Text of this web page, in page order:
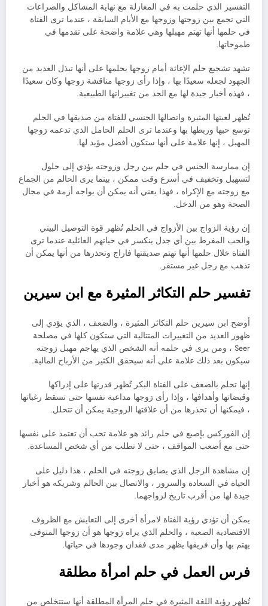
التفسير الذي حلمت به في المغازلة مع نهاية المشاكل والصراعات
التي تجمع بين زوجتها وزوجها مع الأيام السابقة ، عندما ترى الفتاة
في حلمها أنها تهتم مهبلها وهي علامة واضحة على تقدمها في
طموحاتها.
تشهد تشجيع حلم الإغاثة أمام زوجها بحلمها على أنها تبذل العديد من
الجهود لجعله سعيدًا بها ، وإذا رأى زوجها مناقشة زوجها وكان سعيدًا
، فهذه أخبار جيدة لها مع الحد من تغييراتها الطبيعية.
تُظهر لعبتها المثيرة واتصالها الجنسي للفتاة من صديقها في الحلم
توسع حبها وربطها بها وعندما ترى الحلم الحامل الذي تدعمه زوجها
المهبل ، إنها علامة على أنها ستكون أفضل مؤيد لها.
إن ممارسة الجنس في حلم بين رجل وزوجته يؤدي إلى حلول
لتسهيل وتخفيف في أسرع وقت ممكن ، بينما يرى الحالم من الجماع
مع زوجته مع الإكراه ، فهذا يعني أنه يمكن أن يواجه أزمة في مجال
الصحة وهو من الدخل.
إن رؤية الزواج بين الأزواج في الحلم تُظهر قوة التوصيل البيني
والحب المفرط بين أي جدل ينكسر في حياتهم العائلية عندما ترى
الفتاة خلال حلمها أنها تهتم صديقتها فاراج وتحذرها من أنها يمكن أن
تذهب مع رجل غير مستقر.
تفسير حلم التكاثر المثيرة مع ابن سيرين
أوضح ابن سيرين حلم التكاثر المثيرة ، والضعف ، الذي يؤدي إلى
ظهور العديد من التغييرات المتتالية التي ستكون كلها في مصلحة
Seer ، ومن يرى في حلمه أنه الشخص الذي يهاجم مهبل زوجته
سيكون بعد ذلك علامة على أنه سيحقق الكثير من الأرباح المالية.
إنها تحلم بالضعف على الفتاة البكر تُظهر قدرتها على إدراكها
وقبضاتها وأهدافها ، وإذا رأى زوجها مداعبة نفسها حتى تسقط رغباتها
، فيمكنها أن تحذرها من أن علاقتها الزوجية يمكن أن تتحلل.
إن الفوركس بإصبع في حلم رائد هو علامة تحب أن تعتمد على نفسها
حتى مع أصعب المواقف ، حتى لا تطلب من أي شخص المساعدة.
إن مشاهدة الرجل الذي يضايق زوجته في الحلم ، هذا دليل على
الحياة في السعادة والسرور ، والاتصال بين الحالم وشريكه هو أخبار
جيدة لها من أقرب تاريخ لزواجهما.
يمكن أن تؤدي رؤية الفتاة لامرأة أخرى إلى التعايش مع الظروف
الاقتصادية الصعبة ، والحلم الذي يراه زوجها هو أن زوجها المتوفى
يهتم بها وأن فريقها يظهر مدى فقدان وجودها في حياتها.
فرس العمل في حلم امرأة مطلقة
تُظهر رؤية اللغة المثيرة في حلم المرأة المطلقة أنها ستتخلص من